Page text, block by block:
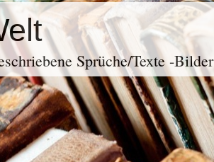
Sprüche/Texte -Bilder